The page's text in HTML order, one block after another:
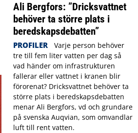
Ali Bergfors: ”Dricksvattnet
behöver ta större plats i
beredskapsdebatten”
PROFILER
Varje person behöver
tre till fem liter vatten per dag så
vad händer om infrastrukturen
fallerar eller vattnet i kranen blir
förorenat? Dricksvattnet behöver ta
större plats i beredskapsdebatten
menar Ali Bergfors, vd och grundare
på svenska Auqvian, som omvandlar
luft till rent vatten.